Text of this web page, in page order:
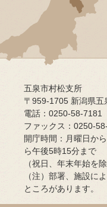
五泉市村松支所
〒959-1705 新潟県五
電話：0250-58-7181
ファックス：0250-
開庁時間：月曜日か
ら午後5時15分まで
（祝日、年末年始を除
（注）部署、施設に
ところがあります。